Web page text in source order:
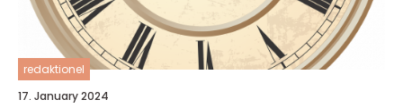
redaktionel
17. January 2024